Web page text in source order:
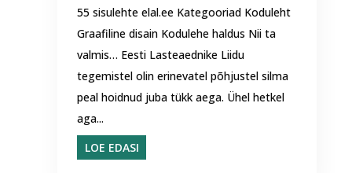
55 sisulehte elal.ee Kategooriad Koduleht
Graafiline disain Kodulehe haldus Nii ta
valmis… Eesti Lasteaednike Liidu
tegemistel olin erinevatel põhjustel silma
peal hoidnud juba tükk aega. Ühel hetkel
aga...
LOE EDASI